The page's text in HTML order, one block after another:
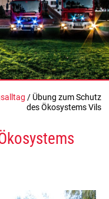
/ Übung zum Schutz
des Ökosystems Vils